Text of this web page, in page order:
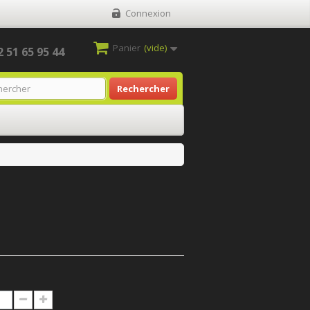
Connexion
51 65 95 44
Rechercher
Panier (vide)